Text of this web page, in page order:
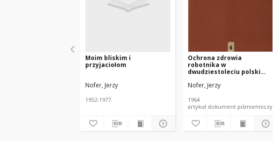
Moim bliskim i
przyjaciołom
Nofer, Jerzy
1952-1977.
Ochrona zdrowia
robotnika w
dwudziestoleciu polski
Nofer, Jerzy
1964
artykuł dokument piśmienniczy